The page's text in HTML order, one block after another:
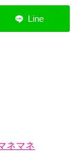
ネマネ